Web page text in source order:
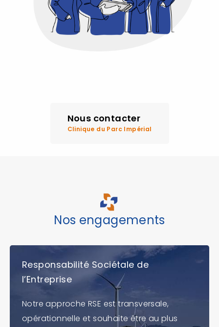
Nous contacter
Clinique du Parc Impérial
Nos engagements
Responsabilité Sociétale de
l’Entreprise
Notre approche RSE est transversale,
opérationnelle et souhaite être au plus